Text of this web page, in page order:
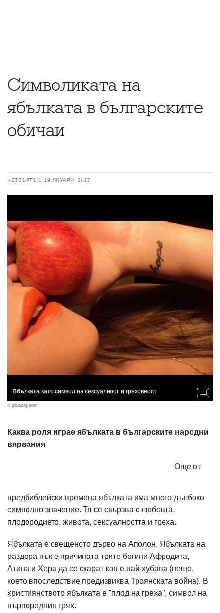
Символиката на
ябълката в българските
обичаи
ЧЕТВЪРТЪК, 19 ЯНУАРИ, 2017
Ябълката като символ на сексуалност и греховност
© pixabay.com
Каква роля играе ябълката в българските народни
вярвания
Още от
предбиблейски времена ябълката има много дълбоко
символно значение. Тя се свързва с любовта,
плодородието, живота, сексуалността и греха.
Ябълката е свещеното дърво на Аполон, Ябълката на
раздора пък е причината трите богини Афродита,
Атина и Хера да се скарат коя е най-хубава (нещо,
което впоследствие предизвиква Троянската война). В
християнството ябълката е "плод на греха", символ на
първородния грях.